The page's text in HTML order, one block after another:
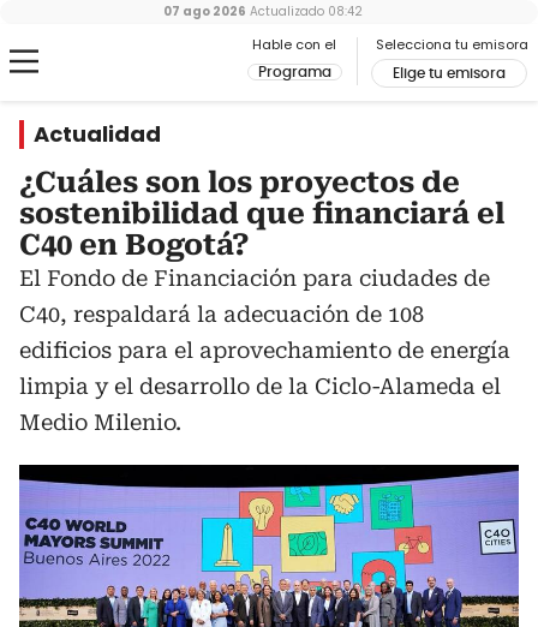
Hable con el
Programa
Selecciona tu emisora
Elige tu emisora
07 ago 2026 Actualizado 08:42
Actualidad
¿Cuáles son los proyectos de
sostenibilidad que financiará el
C40 en Bogotá?
El Fondo de Financiación para ciudades de
C40, respaldará la adecuación de 108
edificios para el aprovechamiento de energía
limpia y el desarrollo de la Ciclo-Alameda el
Medio Milenio.